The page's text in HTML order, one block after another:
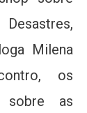
Milena
os
sobre as